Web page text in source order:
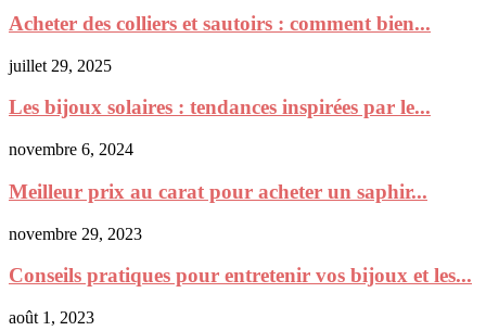
Acheter des colliers et sautoirs : comment bien...
juillet 29, 2025
Les bijoux solaires : tendances inspirées par le...
novembre 6, 2024
Meilleur prix au carat pour acheter un saphir...
novembre 29, 2023
Conseils pratiques pour entretenir vos bijoux et les...
août 1, 2023